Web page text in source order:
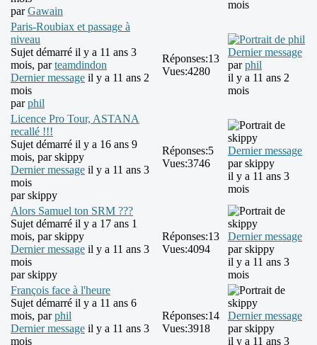
parGawain
mois
Paris-Roubiax et passage à
niveau
Sujet démarré il y a 11 ans 3
mois, parteamdindon
Dernier message il y a 11 ans 2
mois
parphil
Réponses:13
Vues:4280
Dernier message
parphil
il y a 11 ans 2
mois
Licence Pro Tour, ASTANA
recallé !!!
Sujet démarré il y a 16 ans 9
mois, parskippy
Dernier message il y a 11 ans 3
mois
parskippy
Réponses:5
Vues:3746
Dernier message
parskippy
il y a 11 ans 3
mois
Alors Samuel ton SRM ???
Sujet démarré il y a 17 ans 1
mois, parskippy
Dernier message il y a 11 ans 3
mois
parskippy
Réponses:13
Vues:4094
Dernier message
parskippy
il y a 11 ans 3
mois
François face à l'heure
Sujet démarré il y a 11 ans 6
mois, parphil
Dernier message il y a 11 ans 3
mois
Réponses:14
Vues:3918
Dernier message
parskippy
il y a 11 ans 3